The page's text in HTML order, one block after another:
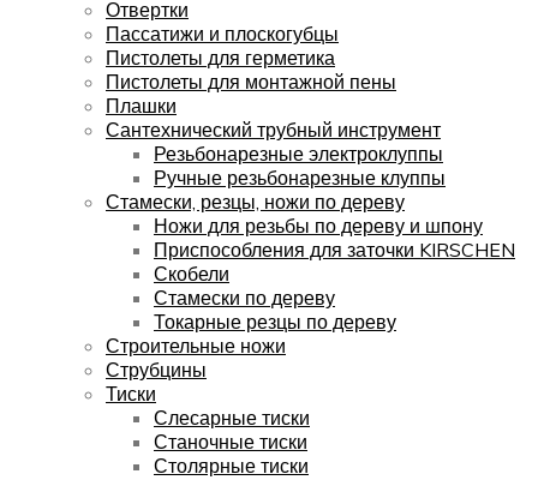
Отвертки
Пассатижи и плоскогубцы
Пистолеты для герметика
Пистолеты для монтажной пены
Плашки
Сантехнический трубный инструмент
Резьбонарезные электроклуппы
Ручные резьбонарезные клуппы
Стамески, резцы, ножи по дереву
Ножи для резьбы по дереву и шпону
Приспособления для заточки KIRSCHEN
Скобели
Стамески по дереву
Токарные резцы по дереву
Строительные ножи
Струбцины
Тиски
Слесарные тиски
Станочные тиски
Столярные тиски